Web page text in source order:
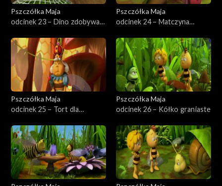
Pszczółka Maja
odcinek 23 – Dino zdobywa
Pszczółka Maja
odcinek 24 – Matczyna
Pszczółka Maja
odcinek 25 – Tort dla
Pszczółka Maja
odcinek 26 – Kółko graniaste